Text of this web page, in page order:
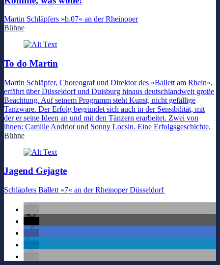
Martin Schläpfers »b.07« an der Rheinoper
Bühne
To do Martin
Martin Schläpfer, Choreograf und Direktor des »Ballett am Rhein«,
erfährt über Düsseldorf und Duisburg hinaus deutschlandweit große
Beachtung. Auf seinem Programm steht Kunst, nicht gefällige
Tanzware. Der Erfolg begründet sich auch in der Sensibilität, mit
der er seine Ideen an und mit den Tänzern erarbeitet. Zwei von
ihnen: Camille Andriot und Sonny Locsin. Eine Erfolgsgeschichte.
Bühne
Jagend Gejagte
Schläpfers Ballett »7« an der Rheinoper Düsseldorf